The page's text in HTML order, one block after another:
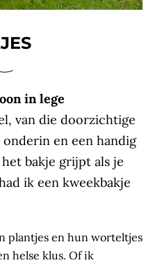
in lege
van die doorzichtige
en een handig
bakje grijpt als je
ik een kweekbakje
plantjes en hun worteltjes
helse klus. Of ik